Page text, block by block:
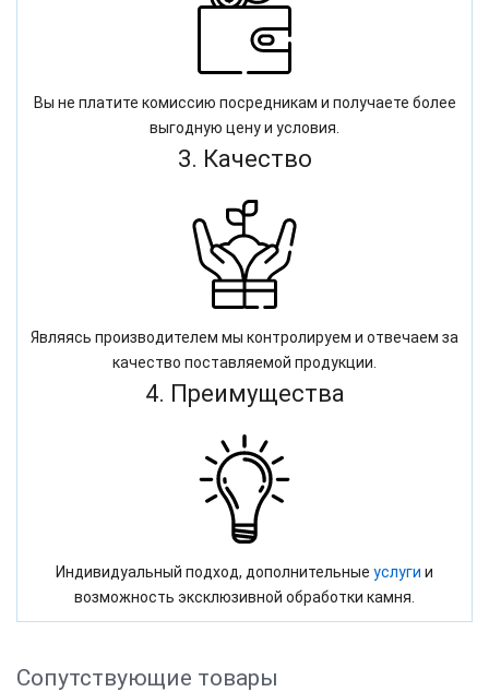
Вы не платите комиссию посредникам и получаете более
выгодную цену и условия.
3. Качество
Являясь производителем мы контролируем и отвечаем за
качество поставляемой продукции.
4. Преимущества
Индивидуальный подход, дополнительные услуги и
возможность эксклюзивной обработки камня.
Сопутствующие товары